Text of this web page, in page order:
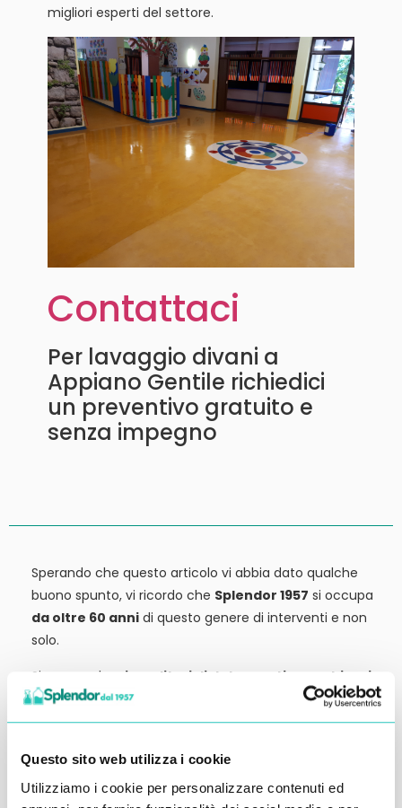
Questo sito web utilizza i cookie
Utilizziamo i cookie per personalizzare contenuti ed
migliori esperti del settore.
Contattaci
Per lavaggio divani a
Appiano Gentile richiedici
un preventivo gratuito e
senza impegno
Sperando che questo articolo vi abbia dato qualche
buono spunto, vi ricordo che Splendor 1957 si occupa
da oltre 60 anni di questo genere di interventi e non
solo.
Siamo anche
rivenditori di detergenti, macchinari
ed attrezzature:
tutto ciò che potrebbe servirvi,
potete trovarlo in vendita presso la nostra sede.
Contattateci qui per preventivi o anche solo per
richiedere qualche informazione.
Ci vediamo al prossimo articolo.